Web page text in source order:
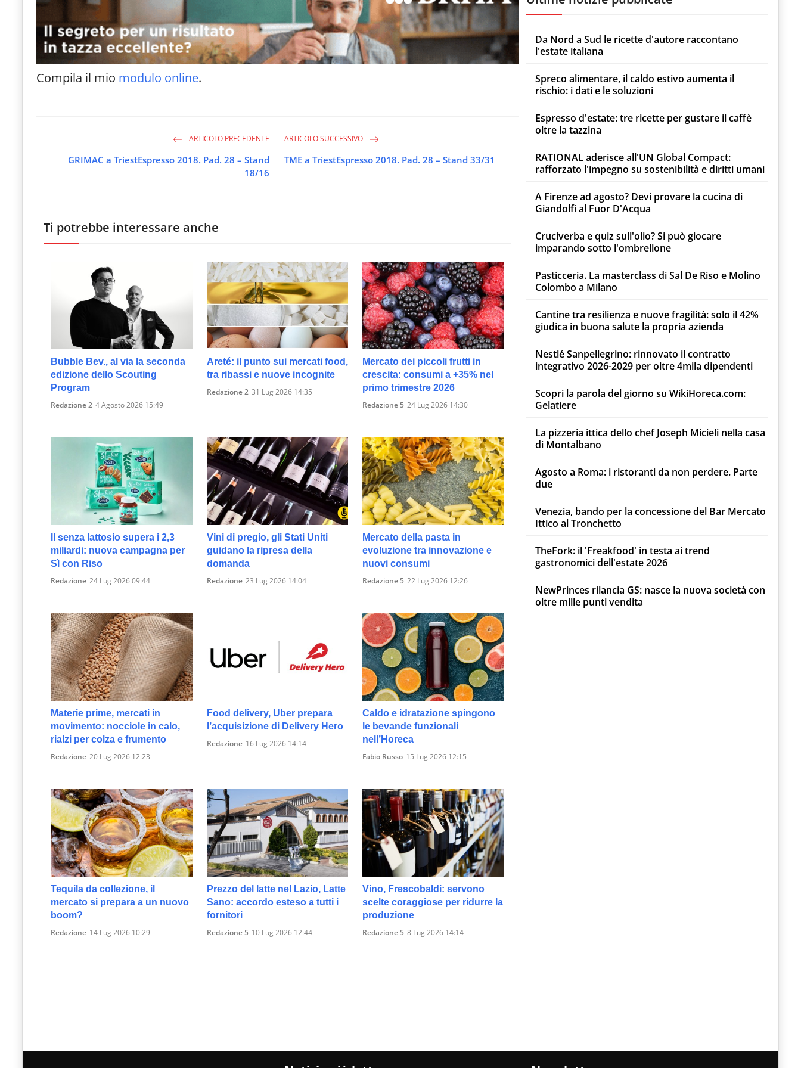
Compila il mio modulo online.
ARTICOLO PRECEDENTE
GRIMAC a TriestEspresso 2018. Pad. 28 – Stand
18/16
ARTICOLO SUCCESSIVO
TME a TriestEspresso 2018. Pad. 28 – Stand 33/31
Ti potrebbe interessare anche
Bubble Bev., al via la seconda
edizione dello Scouting
Program
Redazione 2 4 Agosto 2026 15:49
Areté: il punto sui mercati food,
tra ribassi e nuove incognite
Redazione 2 31 Lug 2026 14:35
Mercato dei piccoli frutti in
crescita: consumi a +35% nel
primo trimestre 2026
Redazione 5 24 Lug 2026 14:30
Il senza lattosio supera i 2,3
miliardi: nuova campagna per
Sì con Riso
Redazione 24 Lug 2026 09:44
Vini di pregio, gli Stati Uniti
guidano la ripresa della
domanda
Redazione 23 Lug 2026 14:04
Mercato della pasta in
evoluzione tra innovazione e
nuovi consumi
Redazione 5 22 Lug 2026 12:26
Materie prime, mercati in
movimento: nocciole in calo,
rialzi per colza e frumento
Redazione 20 Lug 2026 12:23
Food delivery, Uber prepara
l’acquisizione di Delivery Hero
Redazione 16 Lug 2026 14:14
Caldo e idratazione spingono
le bevande funzionali
nell’Horeca
Fabio Russo 15 Lug 2026 12:15
Tequila da collezione, il
mercato si prepara a un nuovo
boom?
Redazione 14 Lug 2026 10:29
Prezzo del latte nel Lazio, Latte
Sano: accordo esteso a tutti i
fornitori
Redazione 5 10 Lug 2026 12:44
Vino, Frescobaldi: servono
scelte coraggiose per ridurre la
produzione
Redazione 5 8 Lug 2026 14:14
Da Nord a Sud le ricette d'autore raccontano
l'estate italiana
Spreco alimentare, il caldo estivo aumenta il
rischio: i dati e le soluzioni
Espresso d'estate: tre ricette per gustare il caffè
oltre la tazzina
RATIONAL aderisce all'UN Global Compact:
rafforzato l'impegno su sostenibilità e diritti umani
A Firenze ad agosto? Devi provare la cucina di
Giandolfi al Fuor D'Acqua
Cruciverba e quiz sull'olio? Si può giocare
imparando sotto l'ombrellone
Pasticceria. La masterclass di Sal De Riso e Molino
Colombo a Milano
Cantine tra resilienza e nuove fragilità: solo il 42%
giudica in buona salute la propria azienda
Nestlé Sanpellegrino: rinnovato il contratto
integrativo 2026-2029 per oltre 4mila dipendenti
Scopri la parola del giorno su WikiHoreca.com:
Gelatiere
La pizzeria ittica dello chef Joseph Micieli nella casa
di Montalbano
Agosto a Roma: i ristoranti da non perdere. Parte
due
Venezia, bando per la concessione del Bar Mercato
Ittico al Tronchetto
TheFork: il 'Freakfood' in testa ai trend
gastronomici dell'estate 2026
NewPrinces rilancia GS: nasce la nuova società con
oltre mille punti vendita